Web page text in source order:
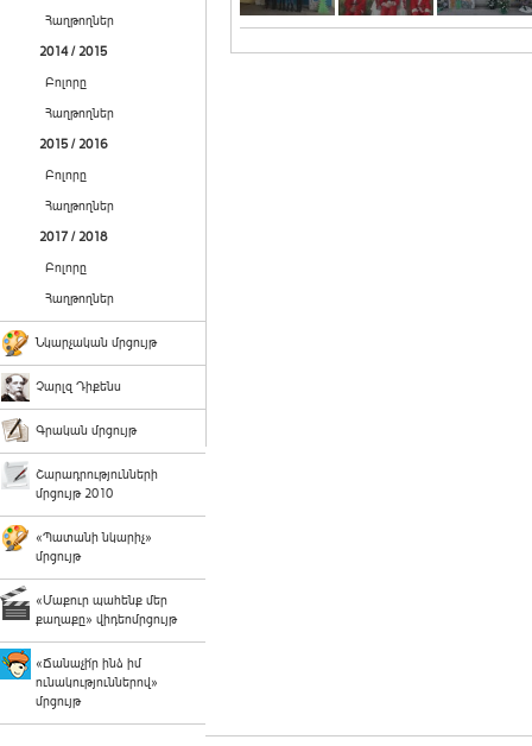
Հաղթողներ
2014 / 2015
Բոլորը
Հաղթողներ
2015 / 2016
Բոլորը
Հաղթողներ
2017 / 2018
Բոլորը
Հաղթողներ
Նկարչական մրցույթ
Չարլզ Դիքենս
Գրական մրցույթ
Շարադրությունների
մրցույթ 2010
«Պատանի նկարիչ»
մրցույթ
«Մաքուր պահենք մեր
քաղաքը» վիդեոմրցույթ
«Ճանաչի՛ր ինձ իմ
ունակություններով»
մրցույթ